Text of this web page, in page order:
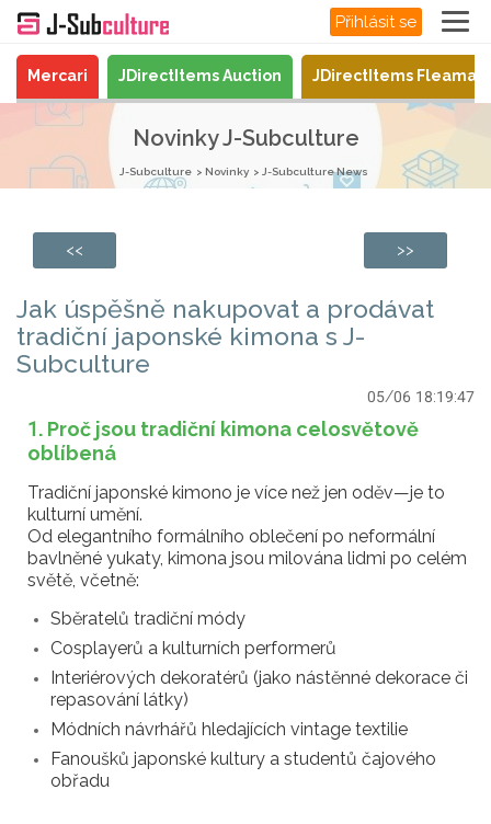
Přihlásit se
Mercari JDirectItems Auction JDirectItems
Novinky J-Subculture
J-Subculture Novinky J-Subculture News
<< >>
Jak úspěšně nakupovat a prodávat
tradiční japonské kimona s J-
Subculture
05/06 18:19:47
1. Proč jsou tradiční kimona celosvětově
oblíbená
Tradiční japonské kimono je více než jen oděv—je to
kulturní umění.
Od elegantního formálního oblečení po neformální
bavlněné yukaty, kimona jsou milována lidmi po celém
světě, včetně:
Sběratelů tradiční módy
Cosplayerů a kulturních performerů
Interiérových dekoratérů (jako nástěnné dekorace či
repasování látky)
Módních návrhářů hledajících vintage textilie
Fanoušků japonské kultury a studentů čajového
obřadu